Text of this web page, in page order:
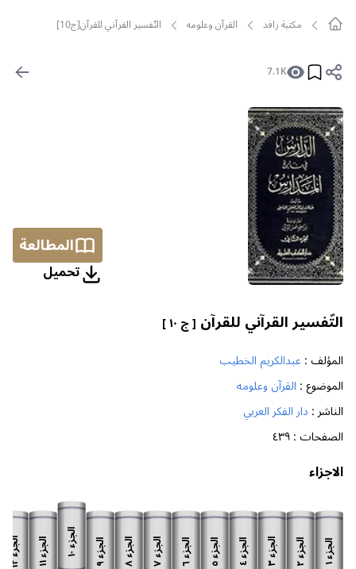
مکتبة رافد القرآن وعلومه التّفسير القرآني للقرآن[ج10]
7.1K
المطالعة
تحمیل
التّفسير القرآني للقرآن [ ج ١٠ ]
المؤلف :عبدالكريم الخطيب
الموضوع : القرآن وعلومه
الناشر : دار الفكر العربي
الصفحات :٤٣٩
الاجزاء
الجزء
١
الجزء
٢
الجزء
٣
الجزء
٤
الجزء
٥
الجزء
٦
الجزء
٧
الجزء
٨
الجزء
٩
الجزء
١٠ الجزء
١١
الجزء
١٢